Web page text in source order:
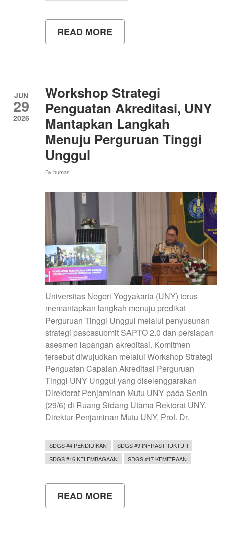
READ MORE
ASESMEN
STUDI
S2
PENDIDIKAN
TEKNIK
MESIN
FAKULTAS
TEKNIK
JUN
29
2026
Workshop Strategi
Penguatan Akreditasi, UNY
Mantapkan Langkah
Menuju Perguruan Tinggi
Unggul
By humas
Universitas Negeri Yogyakarta (UNY) terus
memantapkan langkah menuju predikat
Perguruan Tinggi Unggul melalui penyusunan
strategi pascasubmit SAPTO 2.0 dan persiapan
asesmen lapangan akreditasi. Komitmen
tersebut diwujudkan melalui Workshop Strategi
Penguatan Capaian Akreditasi Perguruan
Tinggi UNY Unggul yang diselenggarakan
Direktorat Penjaminan Mutu UNY pada Senin
(29/6) di Ruang Sidang Utama Rektorat UNY.
Direktur Penjaminan Mutu UNY, Prof. Dr.
SDGS #4 PENDIDIKAN
SDGS #9 INFRASTRUKTUR
SDGS #16 KELEMBAGAAN
SDGS #17 KEMITRAAN
READ MORE
WORKSHOP